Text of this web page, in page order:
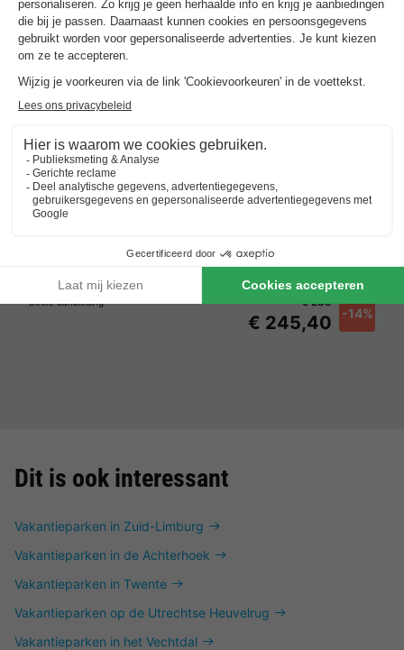
Beste aanbieding
€ 245,40 -14%
€ 288
Verblijven met zwembad rond
Beste aanbieding voor 3 overnachtingen
Vodatent Camping Pian D'Amora
Italië-Toscane-Coreglia antelminelli
Beste aanbieding
€ 245,40 -14%
€ 288
Dit is ook interessant
Vakantieparken in Zuid-Limburg
Vakantieparken in de Achterhoek
Vakantieparken in Twente
Vakantieparken op de Utrechtse Heuvelrug
Vakantieparken in het Vechtdal